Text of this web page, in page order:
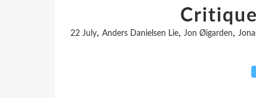
22 July, Anders Danielsen Lie, Jon Øigarden,